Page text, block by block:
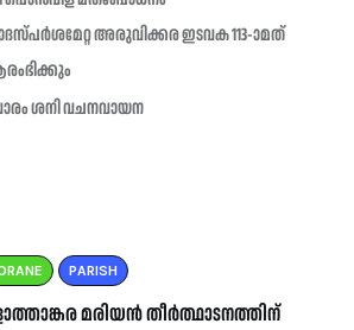
അരുവിക്കര ഇടവക 113-ാമത്
ശനി വചനവായന
PARISH
മരിയൻ തീർത്ഥാടനത്തിന്